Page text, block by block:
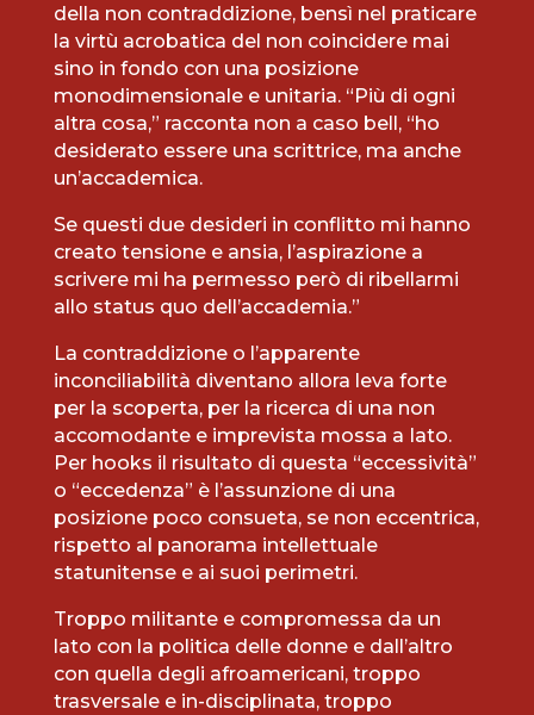
della non contraddizione, bensì nel praticare
la virtù acrobatica del non coincidere mai
sino in fondo con una posizione
monodimensionale e unitaria. “Più di ogni
altra cosa,” racconta non a caso bell, “ho
desiderato essere una scrittrice, ma anche
un’accademica.
Se questi due desideri in conflitto mi hanno
creato tensione e ansia, l’aspirazione a
scrivere mi ha permesso però di ribellarmi
allo status quo dell’accademia.”
La contraddizione o l’apparente
inconciliabilità diventano allora leva forte
per la scoperta, per la ricerca di una non
accomodante e imprevista mossa a Iato.
Per hooks il risultato di questa “eccessività”
o “eccedenza” è l’assunzione di una
posizione poco consueta, se non eccentrica,
rispetto al panorama intellettuale
statunitense e ai suoi perimetri.
Troppo militante e compromessa da un
lato con la politica delle donne e dall’altro
con quella degli afroamericani, troppo
trasversale e in-disciplinata, troppo